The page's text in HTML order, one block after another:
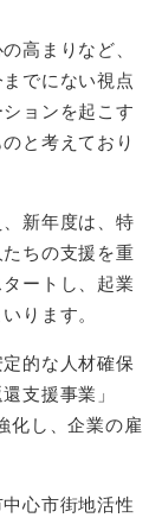
高まりなど、
でにない視点
ョンを起こす
と考えており
新年度は、特
ちの支援を重
ートし、起業
ります。
的な人材確保
支援事業」
化し、企業の雇
心市街地活性